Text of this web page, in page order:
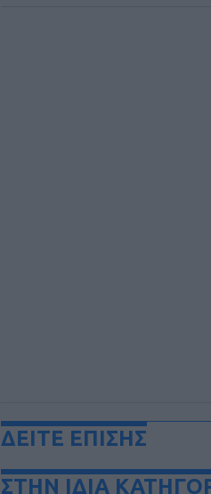
ΔΕΙΤΕ ΕΠΙΣΗΣ
ΣΤΗΝ ΙΔΙΑ